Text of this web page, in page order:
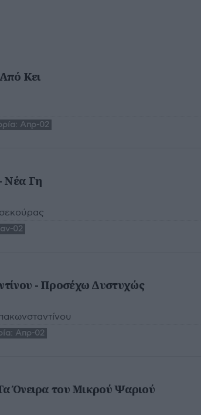
Κει
Απρ-02
Νέα Γη
Ιαν-02
- Προσέχω Δυστυχώς
Απρ-02
Όνειρα του Μικρού Ψαριού